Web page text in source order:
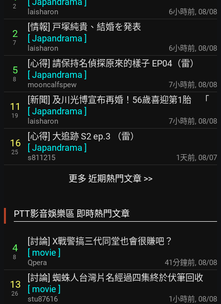
2
laisharon 6小時前, 08/08
2
7
[情報] 戸塚純貴、結婚を発表
[Japandrama ]
laisharon 6小時前, 08/08
5
8
[心得] 請保持名偵探原來的樣子 EP04（雷）
[Japandrama ]
mooncalfspew 7小時前, 08/08
11
19
[新聞] 及川光博宣布再婚！56歲喜迎第1胎 「
[Japandrama ]
laisharon 7小時前, 08/08
16
25
[心得] 大追跡 S2 ep.3 （雷）
[Japandrama ]
s811215 1天前, 08/07
更多 近期熱門文章 >>
PTT影音娛樂區 即時熱門文章
4
8
[討論] X戰警搞三代同堂也會很賺吧？
[ movie ]
Qpera 41分鐘前, 08/08
13
26
[討論] 蜘蛛人台灣片名經過四集終於伏筆回收
[ movie ]
stu87616 1小時前, 08/08